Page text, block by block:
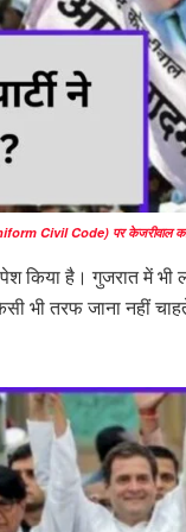
Civil Code) पर केजरीवाल
है। गुजरात में भी
भी तरफ जाना नहीं